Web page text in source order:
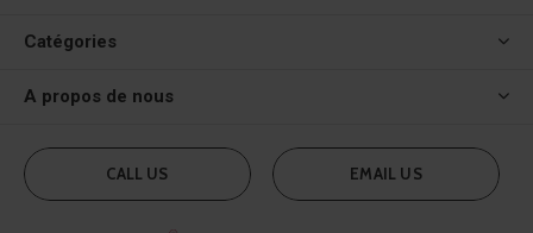
Catégories
A propos de nous
CALL US EMAIL US